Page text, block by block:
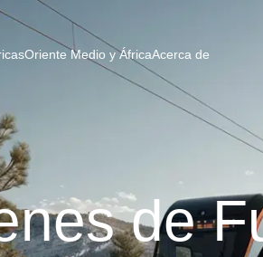
Oriente Medio y ÁfricaAcerca de
de